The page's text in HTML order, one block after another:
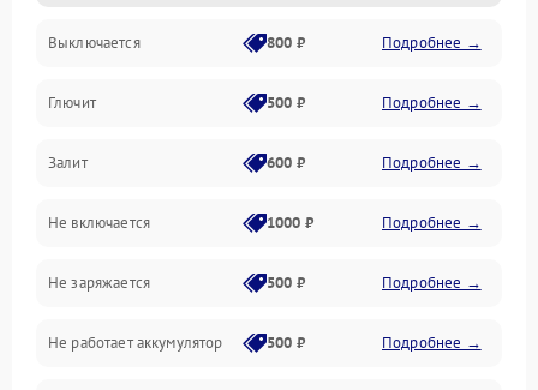
Механические проблемы
Матрица и оптика
Питание и питание цепей
Проблемы с картами памяти
Объективы
Программные сбои
Выключается 800 ₽ Подробнее →
Глючит 500 ₽ Подробнее →
Залит 600 ₽ Подробнее →
Не включается 1000 ₽ Подробнее →
Не заряжается 500 ₽ Подробнее →
Не работает аккумулятор 500 ₽ Подробнее →